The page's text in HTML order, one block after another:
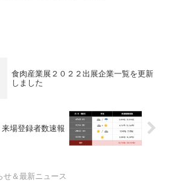
食肉産業展２０２２出展企業一覧を更新
しました
場登録者数速報
せ＆最新ニュース